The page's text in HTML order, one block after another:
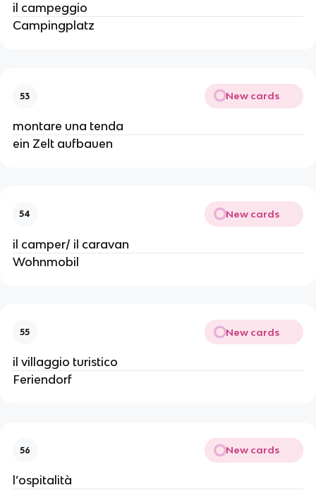
il campeggio
Campingplatz
53 New cards
montare una tenda
ein Zelt aufbauen
54 New cards
il camper/ il caravan
Wohnmobil
55 New cards
il villaggio turistico
Feriendorf
56 New cards
l’ospitalità